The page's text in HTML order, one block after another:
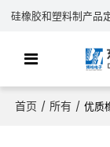
硅橡胶和塑料制产品
首页 / 所有 / 优质